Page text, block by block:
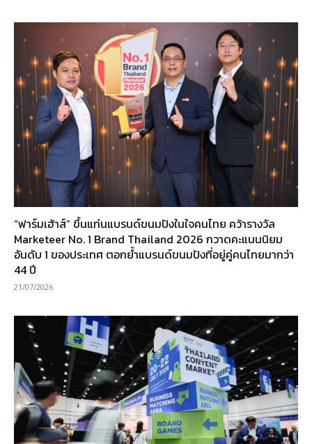
“ฟาร์มเฮ้าส์” ขึ้นแท่นแบรนด์ขนมปังในใจคนไทย คว้ารางวัล
Marketeer No. 1 Brand Thailand 2026 กวาดคะแนนนิยม
อันดับ 1 ของประเทศ ตอกย้ำแบรนด์ขนมปังที่อยู่คู่คนไทยมากว่า
44 ปี
21/07/2026